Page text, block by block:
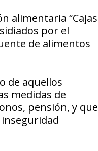
alimentaria “Cajas
por el
de alimentos
de aquellos
medidas de
pensión, y que